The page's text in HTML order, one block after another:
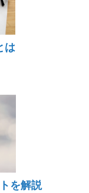
は
を解説